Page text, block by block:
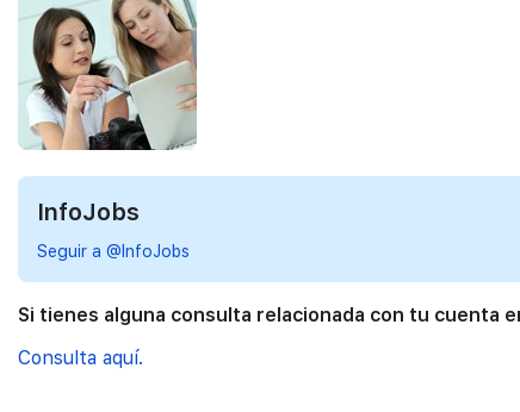
InfoJobs
Seguir a @InfoJobs
Si tienes alguna consulta relacionada con tu cuenta
Consulta aquí.